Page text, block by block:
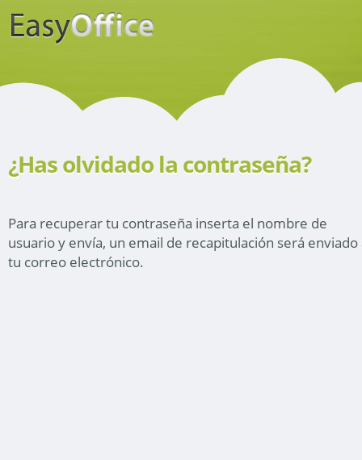
¿Has olvidado la contraseña?
Para recuperar tu contraseña inserta el nombre de
usuario y envía, un email de recapitulación será enviado
tu correo electrónico.